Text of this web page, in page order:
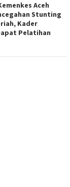
Aceh
Stunting
Kader
Pelatihan